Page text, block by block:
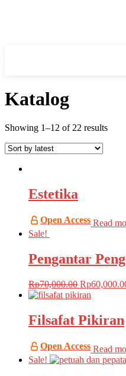
Katalog
Showing 1–12 of 22 results
Estetika
Open Access Read
Sale!
Pengantar
Rp70,000.00 Rp
Filsafat Pikiran
Open Access Read
Sale!